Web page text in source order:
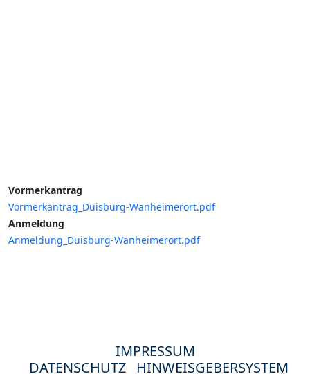
Vormerkantrag
Vormerkantrag_Duisburg-Wanheimerort.pdf
Anmeldung
Anmeldung_Duisburg-Wanheimerort.pdf
IMPRESSUM
DATENSCHUTZ HINWEISGEBERSYSTEM